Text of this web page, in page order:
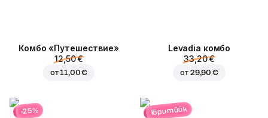
Комбо «Путешествие»
12,50 €
от11,00 €
Levadia комбо
33,20 €
от 29,90 €
-25% lõpumüük